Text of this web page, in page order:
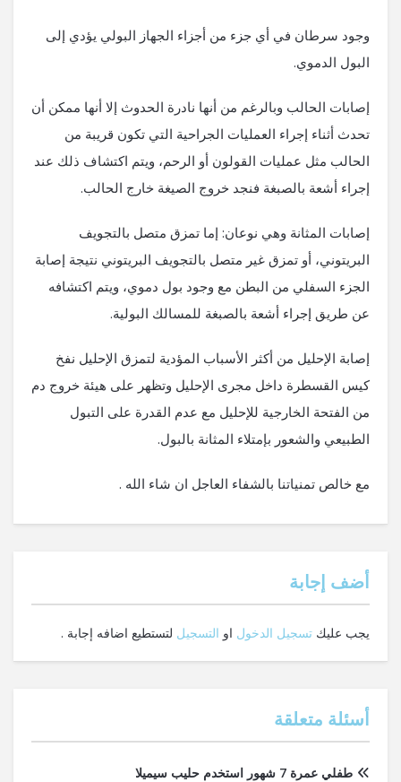
وجود سرطان في أي جزء من أجزاء الجهاز البولي يؤدي إلى
البول الدموي.
إصابات الحالب وبالرغم من أنها نادرة الحدوث إلا أنها ممكن أن
تحدث أثناء إجراء العمليات الجراحية التي تكون قريبة من
الحالب مثل عمليات القولون أو الرحم، ويتم اكتشاف ذلك عند
إجراء أشعة بالصبغة فنجد خروج الصيغة خارج الحالب.
إصابات المثانة وهي نوعان: إما تمزق متصل بالتجويف
البريتوني، أو تمزق غير متصل بالتجويف البريتوني نتيجة إصابة
الجزء السفلي من البطن مع وجود بول دموي، ويتم اكتشافه
عن طريق إجراء أشعة بالصبغة للمسالك البولية.
إصابة الإحليل من أكثر الأسباب المؤدية لتمزق الإحليل نفخ
كيس القسطرة داخل مجرى الإحليل وتظهر على هيئة خروج دم
من الفتحة الخارجية للإحليل مع عدم القدرة على التبول
الطبيعي والشعور بإمتلاء المثانة بالبول.
مع خالص تمنياتنا بالشفاء العاجل ان شاء الله .
‫أضف إجابة
يجب عليك تسجيل الدخول او التسجيل لتستطيع اضافه إجابة .
أسئلة متعلقة
طفلي عمرة 7 شهور استخدم حليب سيميلا